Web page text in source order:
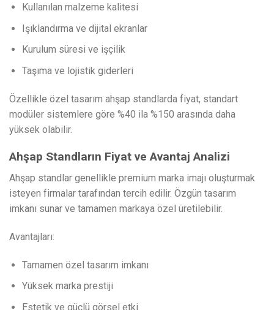
Kullanılan malzeme kalitesi
Işıklandırma ve dijital ekranlar
Kurulum süresi ve işçilik
Taşıma ve lojistik giderleri
Özellikle özel tasarım ahşap standlarda fiyat, standart
modüler sistemlere göre %40 ila %150 arasında daha
yüksek olabilir.
Ahşap Standların Fiyat ve Avantaj Analizi
Ahşap standlar genellikle premium marka imajı oluşturmak
isteyen firmalar tarafından tercih edilir. Özgün tasarım
imkanı sunar ve tamamen markaya özel üretilebilir.
Avantajları:
Tamamen özel tasarım imkanı
Yüksek marka prestiji
Estetik ve güçlü görsel etki